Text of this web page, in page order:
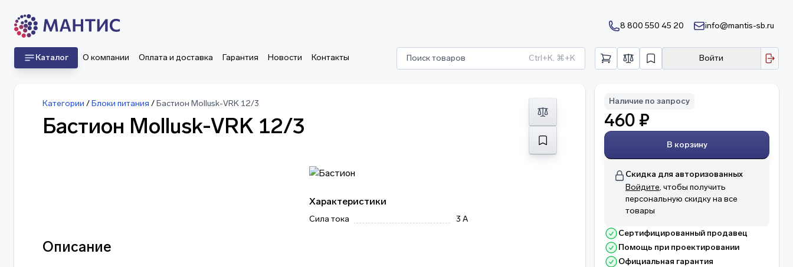
8 800 550 45 20 info@mantis-sb.ru
Каталог О компании Оплата и доставка Гарантия Новости Контакты Поиск товаров Ctrl+K, ⌘+K Войти
Категории /Блоки питания /Бастион Mollusk-VRK 12/3
Бастион Mollusk-VRK 12/3
Характеристики
Сила тока 3 А
Описание
Наличие по запросу
460 ₽
В корзину
Скидка для авторизованных
Войдите, чтобы получить
персональную скидку на все
товары
Сертифицированный продавец
Помощь при проектировании
Официальная гарантия